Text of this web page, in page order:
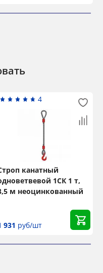
4
канатный
1СК 1 т,
м неоцинкованный
931 руб/шт